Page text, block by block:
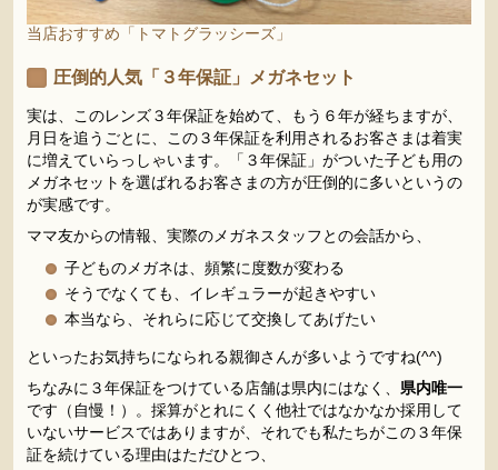
当店おすすめ「トマトグラッシーズ」
圧倒的人気「３年保証」メガネセット
実は、このレンズ３年保証を始めて、もう６年が経ちますが、
月日を追うごとに、この３年保証を利用されるお客さまは着実
に増えていらっしゃいます。「３年保証」がついた子ども用の
メガネセットを選ばれるお客さまの方が圧倒的に多いというの
が実感です。
ママ友からの情報、実際のメガネスタッフとの会話から、
子どものメガネは、頻繁に度数が変わる
そうでなくても、イレギュラーが起きやすい
本当なら、それらに応じて交換してあげたい
といったお気持ちになられる親御さんが多いようですね(^^)
ちなみに３年保証をつけている店舗は県内にはなく、 県内唯一
です（自慢！）。採算がとれにくく他社ではなかなか採用して
いないサービスではありますが、それでも私たちがこの３年保
証を続けている理由はただひとつ、